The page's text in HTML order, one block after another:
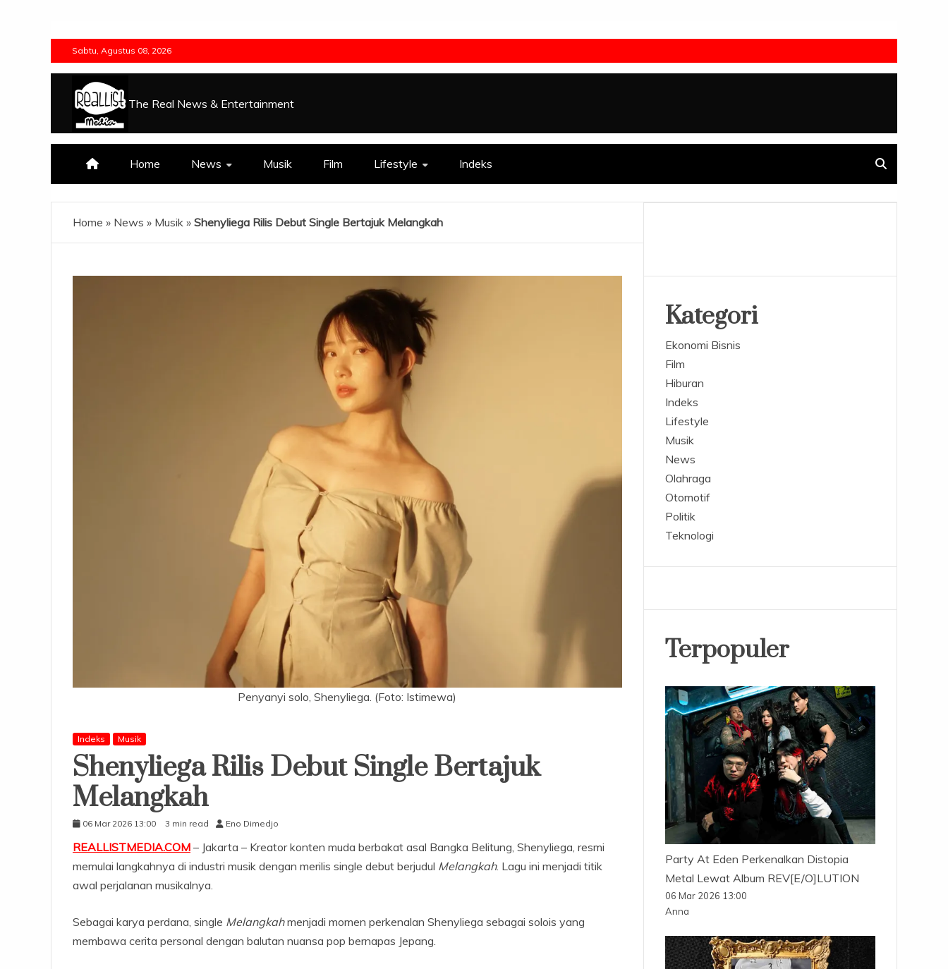
Sabtu, Agustus 08, 2026
The Real News & Entertainment
Home News Musik Film Lifestyle Indeks
Home » News » Musik » Shenyliega Rilis Debut Single Bertajuk Melangkah
Penyanyi solo, Shenyliega. (Foto: Istimewa)
Indeks Musik
Shenyliega Rilis Debut Single Bertajuk
Melangkah
06 Mar 2026 13:00 3 min read Eno Dimedjo
REALLISTMEDIA.COM – Jakarta – Kreator konten muda berbakat asal Bangka Belitung, Shenyliega, resmi
memulai langkahnya di industri musik dengan merilis single debut berjudul Melangkah. Lagu ini menjadi titik
awal perjalanan musikalnya.
Sebagai karya perdana, single Melangkahmenjadi momen perkenalan Shenyliega sebagai solois yang
membawa cerita personal dengan balutan nuansa pop bernapas Jepang.
Kategori
Ekonomi Bisnis
Film
Hiburan
Indeks
Lifestyle
Musik
News
Olahraga
Otomotif
Politik
Teknologi
Terpopuler
Party At Eden Perkenalkan Distopia
Metal Lewat Album REV[E/O]LUTION
06 Mar 2026 13:00
Anna